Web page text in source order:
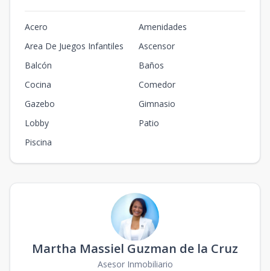
Acero
Amenidades
Area De Juegos Infantiles
Ascensor
Balcón
Baños
Cocina
Comedor
Gazebo
Gimnasio
Lobby
Patio
Piscina
Martha Massiel Guzman de la Cruz
Asesor Inmobiliario